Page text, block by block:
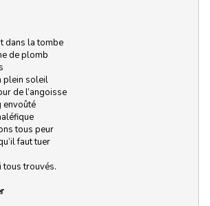
dans la tombe
de plomb
plein soleil
de l’angoisse
envoûté
tous peur
faut tuer
tous trouvés.